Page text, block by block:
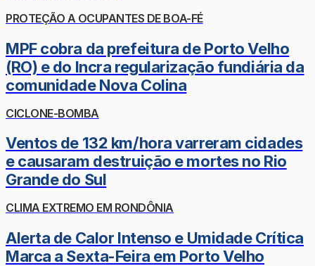
PROTEÇÃO A OCUPANTES DE BOA-FÉ
MPF cobra da prefeitura de Porto Velho
(RO) e do Incra regularização fundiária da
comunidade Nova Colina
CICLONE-BOMBA
Ventos de 132 km/hora varreram cidades
e causaram destruição e mortes no Rio
Grande do Sul
CLIMA EXTREMO EM RONDÔNIA
Alerta de Calor Intenso e Umidade Crítica
Marca a Sexta-Feira em Porto Velho